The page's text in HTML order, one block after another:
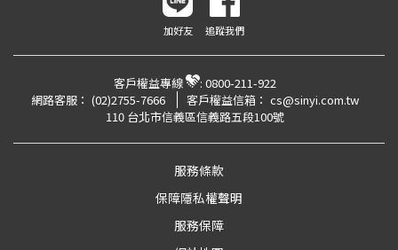
加好友 追蹤我們
客戶權益專線 : 0800-211-922
網路客服： (02)2755-7666 客戶權益信箱： cs@sinyi.com.tw
110 台北市信義區信義路五段100號
服務條款
保障隱私權聲明
服務保障